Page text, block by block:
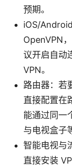
预期。
iOS/
OpenVPN
议开启自动
VPN。
路由器：若
直接配置在
能通过同一
与电视盒子
智能电视与
直接安装